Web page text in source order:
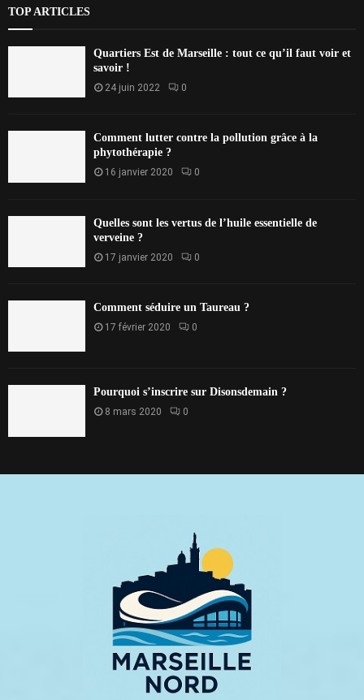
TOP ARTICLES
Quartiers Est de Marseille : tout ce qu’il faut voir et
savoir !
24 juin 2022 0
Comment lutter contre la pollution grâce à la
phytothérapie ?
16 janvier 2020 0
Quelles sont les vertus de l’huile essentielle de
verveine ?
17 janvier 2020 0
Comment séduire un Taureau ?
17 février 2020 0
Pourquoi s’inscrire sur Disonsdemain ?
8 mars 2020 0